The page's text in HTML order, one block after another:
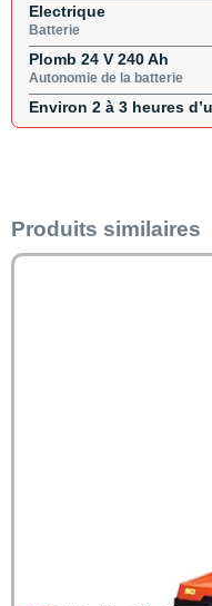
Electrique
Batterie
Plomb 24 V 240 Ah
Autonomie de la batterie
Environ 2 à 3 heures
Produits similaires